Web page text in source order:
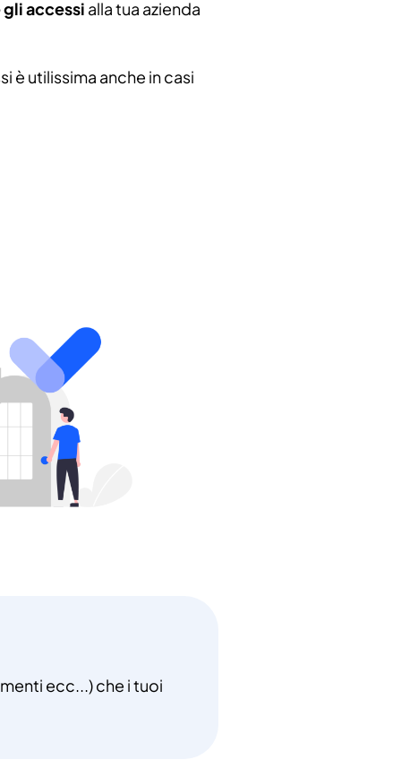
accessi alla tua azienda
è utilissima anche in casi
ecc...) che i tuoi